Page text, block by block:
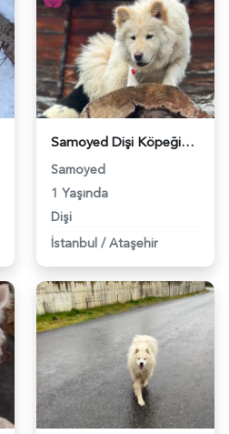
Samoyed Dişi Köpeğime Eş Arıyorum - 118974635
Samoyed
1 Yaşında
Dişi
İstanbul / Ataşehir